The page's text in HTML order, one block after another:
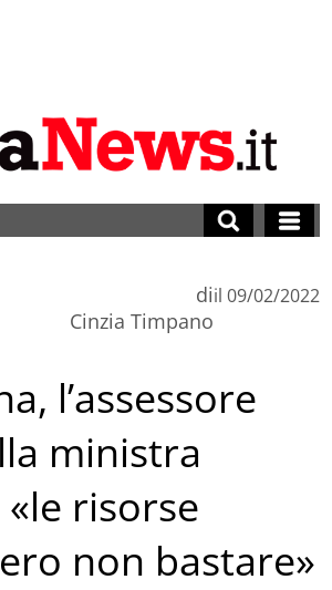
di
Cinzia Timpano
il 09/02/2022
l’assessore
ministra
risorse
non bastare»